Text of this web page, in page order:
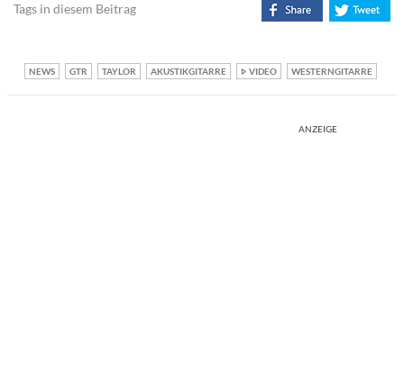
Tags in diesem Beitrag
NEWS GTR TAYLOR AKUSTIKGITARRE VIDEO WESTERNGITARRE
ANZEIGE